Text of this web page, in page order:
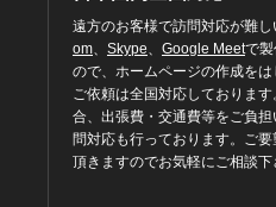
遠方のお客様で訪問対応が難し
om、 Skype、 Google Meetで
ので、ホームページの作成を
ご依頼は全国対応しておりま
合、出張費・交通費等をご負
問対応も行っております。ご
頂きますのでお気軽にご相談下